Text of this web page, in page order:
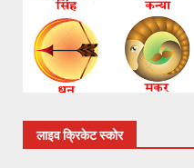
लाइव क्रिकेट स्कोर